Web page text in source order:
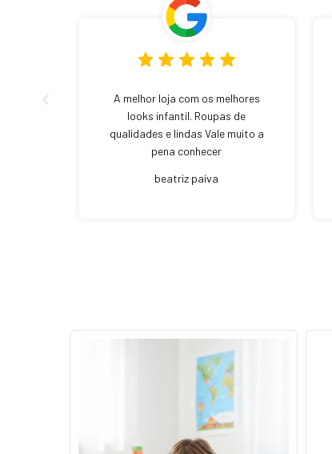
A melhor loja com os melhores
looks infantil. Roupas de
qualidades e lindas Vale muito a
pena conhecer
beatriz paiva